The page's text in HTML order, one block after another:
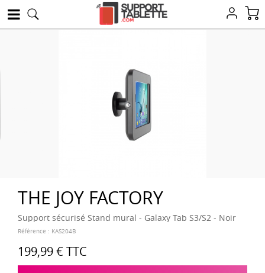
THE JOY FACTORY
Support sécurisé Stand mural - Galaxy Tab S3/S2 - Noir
Référence : KAS204B
199,99 € TTC